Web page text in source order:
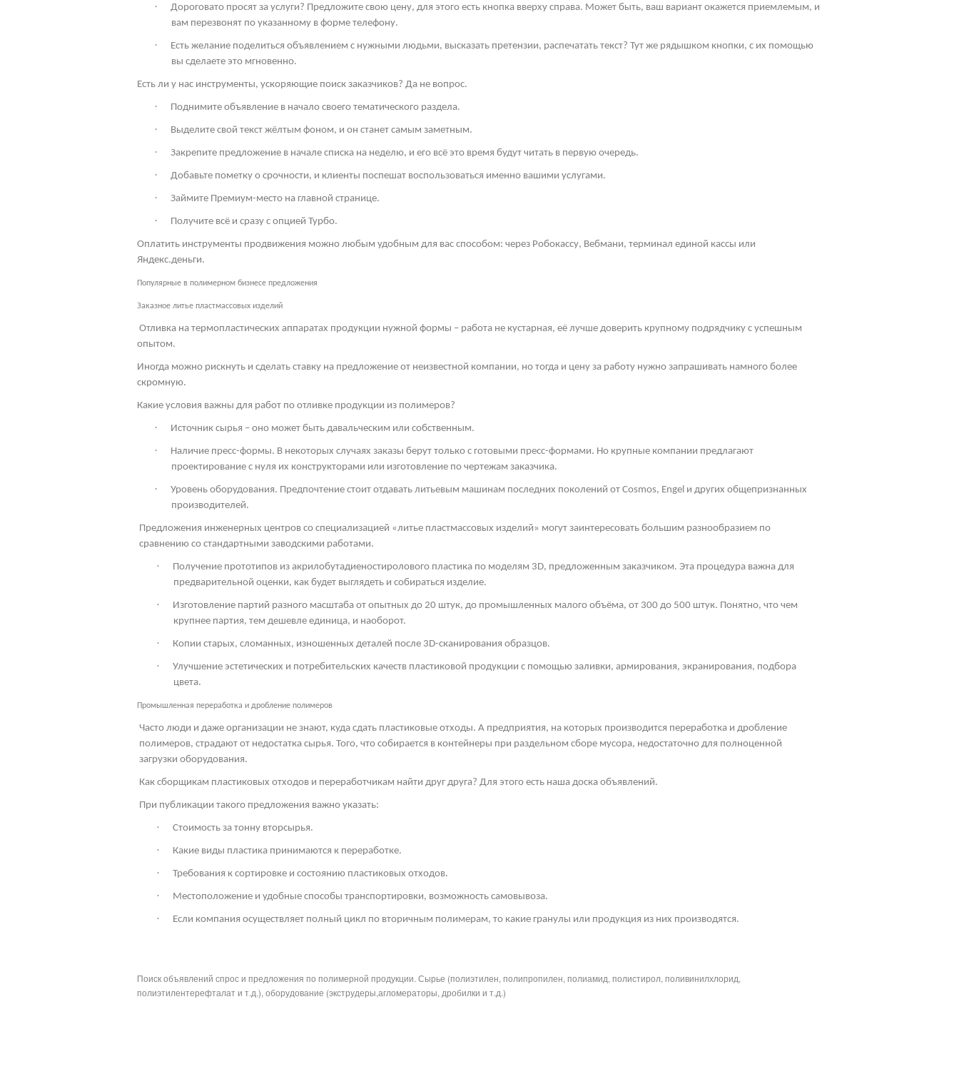
·
Дороговато просят за услуги? Предложите свою цену, для этого есть кнопка вверху справа. Может быть, ваш вариант окажется приемлемым, и
вам перезвонят по указанному в форме телефону.
·
Есть желание поделиться объявлением с нужными людьми, высказать претензии, распечатать текст? Тут же рядышком кнопки, с их помощью
вы сделаете это мгновенно.
Есть ли у нас инструменты, ускоряющие поиск заказчиков? Да не вопрос.
· Поднимите объявление в начало своего тематического раздела.
· Выделите свой текст жёлтым фоном, и он станет самым заметным.
· Закрепите предложение в начале списка на неделю, и его всё это время будут читать в первую очередь.
· Добавьте пометку о срочности, и клиенты поспешат воспользоваться именно вашими услугами.
· Займите Премиум-место на главной странице.
· Получите всё и сразу с опцией Турбо.
Оплатить инструменты продвижения можно любым удобным для вас способом: через Робокассу, Вебмани, терминал единой кассы или
Яндекс.деньги.
Популярные в полимерном бизнесе предложения
Заказное литье пластмассовых изделий
Отливка на термопластических аппаратах продукции нужной формы – работа не кустарная, её лучше доверить крупному подрядчику с успешным
опытом.
Иногда можно рискнуть и сделать ставку на предложение от неизвестной компании, но тогда и цену за работу нужно запрашивать намного более
скромную.
Какие условия важны для работ по отливке продукции из полимеров?
· Источник сырья – оно может быть давальческим или собственным.
·
Наличие пресс-формы. В некоторых случаях заказы берут только с готовыми пресс-формами. Но крупные компании предлагают
проектирование с нуля их конструкторами или изготовление по чертежам заказчика.
· Уровень оборудования. Предпочтение стоит отдавать литьевым машинам последних поколений от Cosmos, Engel и других общепризнанных
производителей.
Предложения инженерных центров со специализацией «литье пластмассовых изделий» могут заинтересовать большим разнообразием по
сравнению со стандартными заводскими работами.
· Получение прототипов из акрилобутадиеностиролового пластика по моделям 3D, предложенным заказчиком. Эта процедура важна для
предварительной оценки, как будет выглядеть и собираться изделие.
·
Изготовление партий разного масштаба от опытных до 20 штук, до промышленных малого объёма, от 300 до 500 штук. Понятно, что чем
крупнее партия, тем дешевле единица, и наоборот.
· Копии старых, сломанных, изношенных деталей после 3D-сканирования образцов.
·
Улучшение эстетических и потребительских качеств пластиковой продукции с помощью заливки, армирования, экранирования, подбора
цвета.
Промышленная переработка и дробление полимеров
Часто люди и даже организации не знают, куда сдать пластиковые отходы. А предприятия, на которых производится переработка и дробление
полимеров, страдают от недостатка сырья. Того, что собирается в контейнеры при раздельном сборе мусора, недостаточно для полноценной
загрузки оборудования.
Как сборщикам пластиковых отходов и переработчикам найти друг друга? Для этого есть наша доска объявлений.
При публикации такого предложения важно указать:
· Стоимость за тонну вторсырья.
· Какие виды пластика принимаются к переработке.
· Требования к сортировке и состоянию пластиковых отходов.
· Местоположение и удобные способы транспортировки, возможность самовывоза.
· Если компания осуществляет полный цикл по вторичным полимерам, то какие гранулы или продукция из них производятся.
Поиск объявлений спрос и предложения по полимерной продукции. Сырье (полиэтилен, полипропилен, полиамид, полистирол, поливинилхлорид,
полиэтилентерефталат и т.д.), оборудование (экструдеры,агломераторы, дробилки и т.д.)